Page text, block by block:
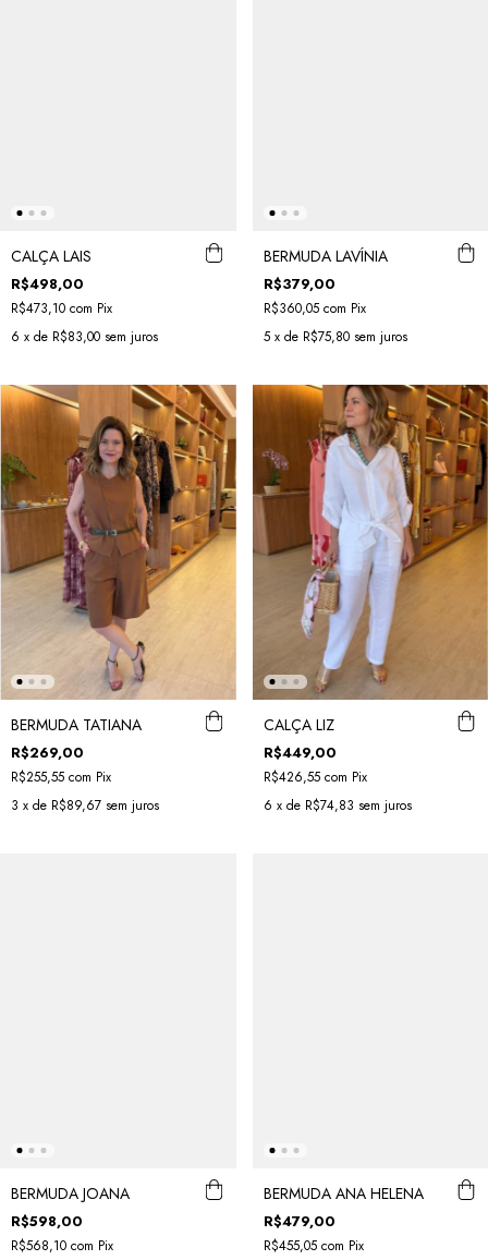
CALÇA LAIS
R$498,00
R$473,10 com Pix
6 x de R$83,00 sem juros
BERMUDA LAVÍNIA
R$379,00
R$360,05 com Pix
5 x de R$75,80 sem juros
BERMUDA TATIANA
R$269,00
R$255,55 com Pix
3 x de R$89,67 sem juros
CALÇA LIZ
R$449,00
R$426,55 com Pix
6 x de R$74,83 sem juros
BERMUDA JOANA
R$598,00
R$568,10 com Pix
BERMUDA ANA HELENA
R$479,00
R$455,05 com Pix